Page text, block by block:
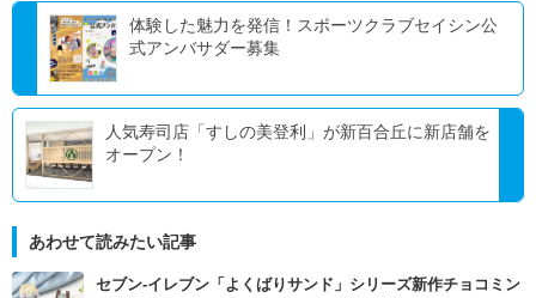
体験した魅力を発信！スポーツクラブセイシン公
式アンバサダー募集
人気寿司店「すしの美登利」が新百合丘に新店舗を
オープン！
あわせて読みたい記事
セブン‐イレブン「よくばりサンド」シリーズ新作チョコミン